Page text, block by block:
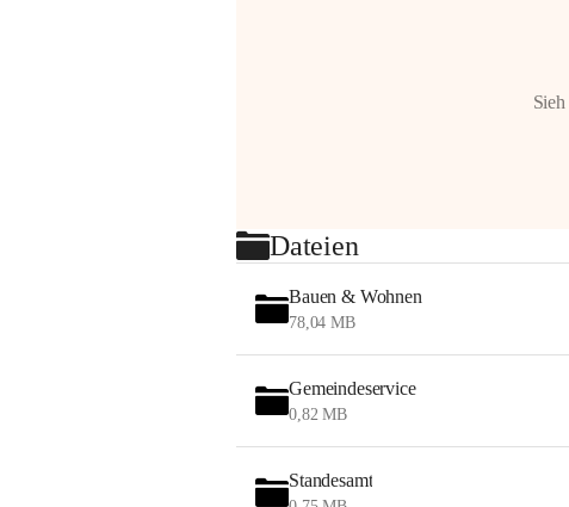
Dateien
Bauen & Wohnen
78,04 MB
Gemeindeservice
0,82 MB
Standesamt